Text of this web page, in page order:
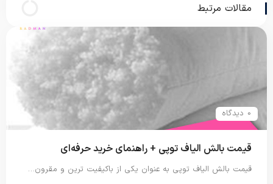
مقالات مرتبط
0 دیدگاه
قیمت بالش الیاف توپی + راهنمای خرید حرفه‌ای
قیمت بالش الیاف توپی به عنوان یکی از باکیفیت ترین و مقرون…